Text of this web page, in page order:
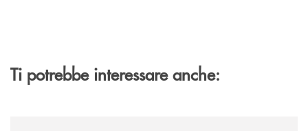
Ti potrebbe interessare anche: